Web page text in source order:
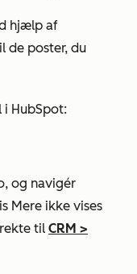
hjælp af
de poster, du
i HubSpot:
og navigér
Mere ikke vises
til CRM >